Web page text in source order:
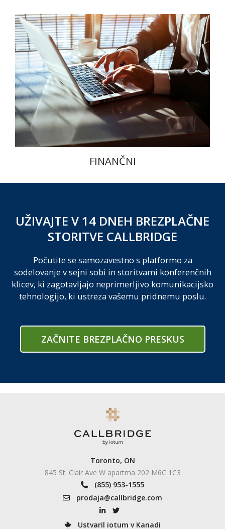
FINANČNI
UŽIVAJTE V 14 DNEH BREZPLAČNE
STORITVE CALLBRIDGE
Počutite se samozavestno s platformo za
sodelovanje v sejni sobi in storitvami konferenčnih
klicev, ki zagotavljajo neprimerljivo komunikacijsko
tehnologijo, ki ustreza vašemu pridnemu poslu.
ZAČNITE BREZPLAČNO PRESKUS
Toronto, ON
845 St. Clair Ave W apartma 202 M6C 1C3
(855) 953-1555
prodaja@callbridge.com
Ustvaril iotum v Kanadi